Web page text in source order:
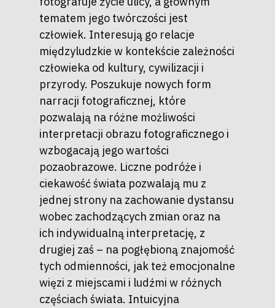
tematem jego twórczości jest
człowiek. Interesują go relacje
międzyludzkie w kontekście zależności
człowieka od kultury, cywilizacji i
przyrody. Poszukuje nowych form
narracji fotograficznej, które
pozwalają na różne możliwości
interpretacji obrazu fotograficznego i
wzbogacają jego wartości
pozaobrazowe. Liczne podróże i
ciekawość świata pozwalają mu z
jednej strony na zachowanie dystansu
wobec zachodzących zmian oraz na
ich indywidualną interpretację, z
drugiej zaś – na pogłębioną znajomość
tych odmienności, jak też emocjonalne
więzi z miejscami i ludźmi w różnych
częściach świata. Intuicyjna